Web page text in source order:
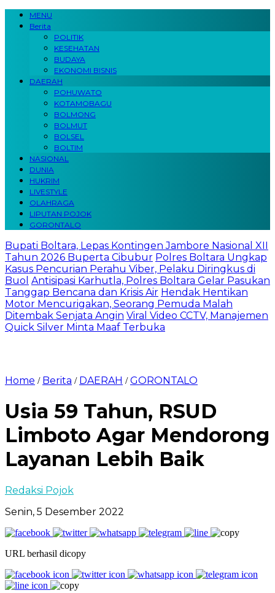
MENU
Berita
POLITIK
KESEHATAN
BUDAYA
EKONOMI BISNIS
DAERAH
POHUWATO
KOTAMOBAGU
BOLMONG
BOLMUT
BOLSEL
BOLTIM
NASIONAL
DUNIA
HUKRIM
LIVESTYLE
OLAHRAGA
LIPUTAN POJOK
GORONTALO
Bupati Boltara, Lepas Kontingen Jambore Nasional XII
Tahun 2026 Buperta Cibubur Polres Boltara Ungkap
Kasus Pencurian Perahu Viber, Pelaku Diringkus di
Buol Antisipasi Karhutla, Polres Boltara Gelar Pasukan
Tanggap Bencana dan Krisis Air Hendak Hentikan
Motor Mencurigakan, Seorang Pemuda Malah
Ditembak Senjata Angin Viral Video CCTV, Manajemen
Quick Silver Minta Maaf Terbuka
Home / Berita / DAERAH /GORONTALO
Usia 59 Tahun, RSUD
Limboto Agar Mendorong
Layanan Lebih Baik
Redaksi Pojok
Senin, 5 Desember 2022
URL berhasil dicopy